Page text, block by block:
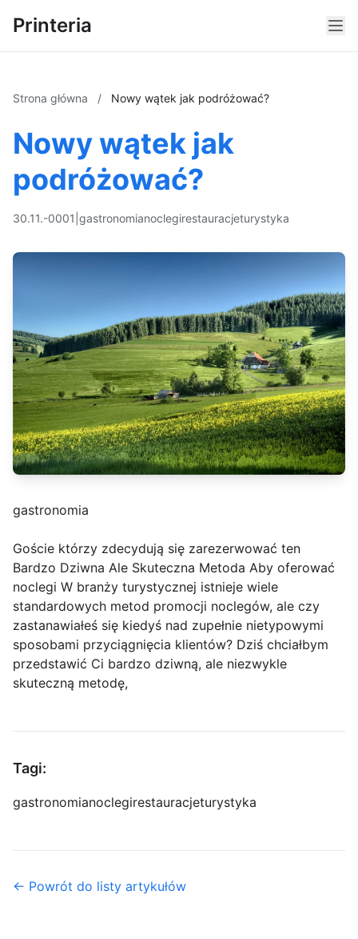
Printeria
Strona główna / Nowy wątek jak podróżować?
Nowy wątek jak
podróżować?
30.11.-0001 gastronomianoclegirestauracjeturystyka
gastronomia
Goście którzy zdecydują się zarezerwować ten
Bardzo Dziwna Ale Skuteczna Metoda Aby oferować
noclegi W branży turystycznej istnieje wiele
standardowych metod promocji noclegów, ale czy
zastanawiałeś się kiedyś nad zupełnie nietypowymi
sposobami przyciągnięcia klientów? Dziś chciałbym
przedstawić Ci bardzo dziwną, ale niezwykle
skuteczną metodę,
Tagi:
gastronomianoclegirestauracjeturystyka
← Powrót do listy artykułów